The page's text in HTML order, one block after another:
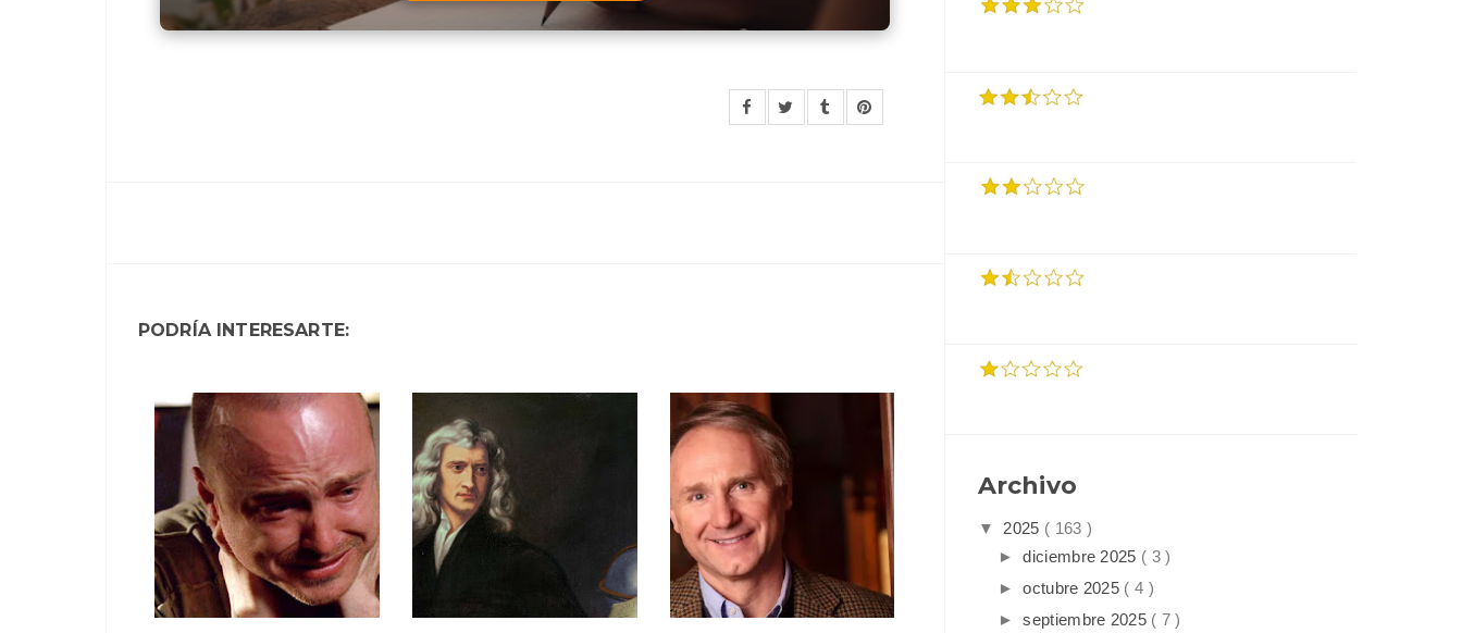
PODRÍA INTERESARTE:
Archivo
▼ 2025 ( 163 )
►diciembre 2025 ( 3 )
►octubre 2025 ( 4 )
►septiembre 2025 ( 7 )